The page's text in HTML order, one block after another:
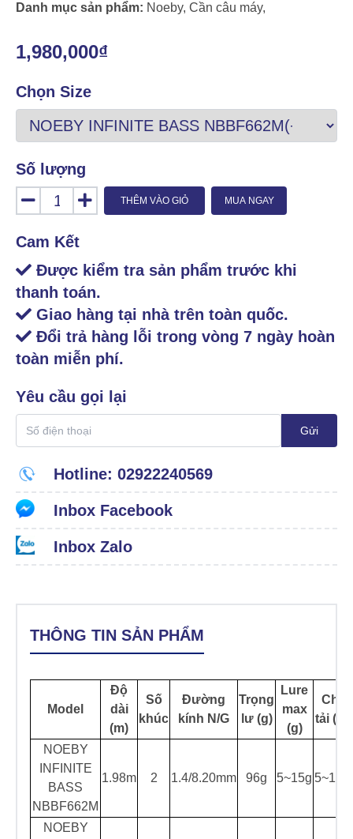
Danh mục sản phẩm: Noeby, Cần câu máy,
1,980,000₫
Chọn Size
Số lượng
THÊM VÀO GIỎ MUA NGAY
Cam Kết
Được kiểm tra sản phẩm trước khi
thanh toán.
Giao hàng tại nhà trên toàn quốc.
Đổi trả hàng lỗi trong vòng 7 ngày hoàn
toàn miễn phí.
Yêu cầu gọi lại
Gửi
Hotline: 02922240569
Inbox Facebook
Inbox Zalo
THÔNG TIN SẢN PHẨM
Model
Độ
dài
(m)
Số
khúc
Đường
kính N/G
Trọng
lư (g)
Lure
max
(g)
Chịu
tải
NOEBY
INFINITE
BASS
NBBF662M
1.98m 2 1.4/8.20mm 96g 5~15g
NOEBY